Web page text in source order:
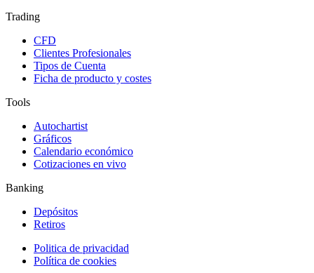
Trading
CFD
Clientes Profesionales
Tipos de Cuenta
Ficha de producto y costes
Tools
Autochartist
Gráficos
Calendario económico
Cotizaciones en vivo
Banking
Depósitos
Retiros
Politica de privacidad
Política de cookies